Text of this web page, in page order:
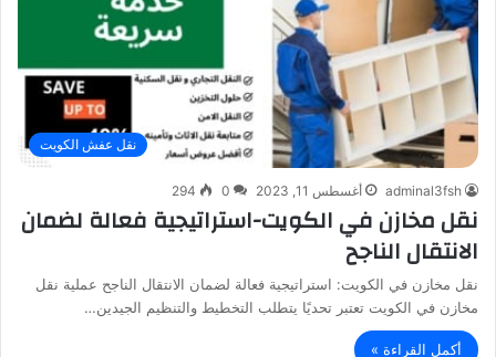
نقل عفش الكويت
adminal3fsh أغسطس 11, 2023 0
294
نقل مخازن في الكويت-استراتيجية فعالة لضمان
الانتقال الناجح
نقل مخازن في الكويت: استراتيجية فعالة لضمان الانتقال الناجح عملية نقل
مخازن في الكويت تعتبر تحديًا يتطلب التخطيط والتنظيم الجيدين…
أكمل القراءة »